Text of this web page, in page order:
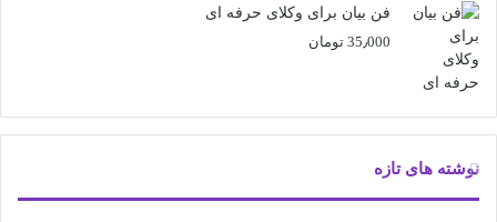
فن بیان برای وکلای حرفه ای
35٫000 تومان
نوشته های تازه